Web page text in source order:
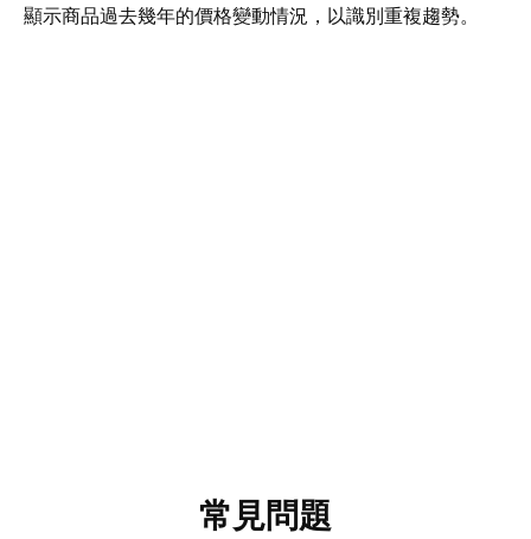
顯示商品過去幾年的價格變動情況，以識別重複趨勢。
常見問題